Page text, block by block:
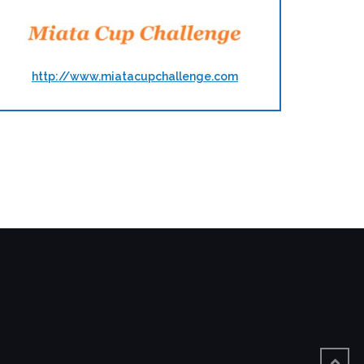
http://www.miatacupchallenge.com